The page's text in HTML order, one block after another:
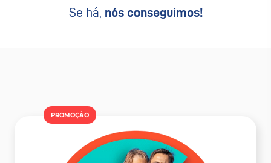
Se há, nós conseguimos!
PROMOÇÂO